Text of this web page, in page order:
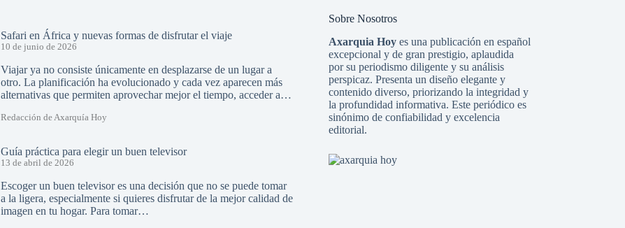
Safari en África y nuevas formas de disfrutar el viaje
10 de junio de 2026
Viajar ya no consiste únicamente en desplazarse de un lugar a
otro. La planificación ha evolucionado y cada vez aparecen más
alternativas que permiten aprovechar mejor el tiempo, acceder a…
Redacción de Axarquía Hoy
Guía práctica para elegir un buen televisor
13 de abril de 2026
Escoger un buen televisor es una decisión que no se puede tomar
a la ligera, especialmente si quieres disfrutar de la mejor calidad de
imagen en tu hogar. Para tomar…
Sobre Nosotros
Axarquia Hoyes una publicación en español
excepcional y de gran prestigio, aplaudida
por su periodismo diligente y su análisis
perspicaz. Presenta un diseño elegante y
contenido diverso, priorizando la integridad y
la profundidad informativa. Este periódico es
sinónimo de confiabilidad y excelencia
editorial.